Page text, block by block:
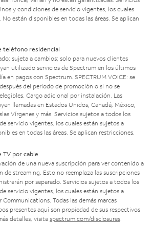
y condiciones de servicio vigentes, los cuales
están disponibles en todas las áreas. Se aplican
teléfono residencial
sujeta a cambios; solo para nuevos clientes
utilizado servicios de Spectrum en los últimos
en pagos con Spectrum. SPECTRUM VOICE: se
del período de promoción o si no se
Cargo adicional por instalación. Las
llamadas en Estados Unidos, Canadá, México,
Vírgenes y más. Servicios sujetos a todos los
servicio vigentes, los cuales están sujetos a
en todas las áreas. Se aplican restricciones.
TV por cable
de una nueva suscripción para ver contenido a
de streaming. Esto no reemplaza las suscripciones
por separado. Servicios sujetos a todos los
servicio vigentes, los cuales están sujetos a
Todas las demás marcas
presentes aquí son propiedad de sus respectivos
detalles, visita spectrum.com/disclosures